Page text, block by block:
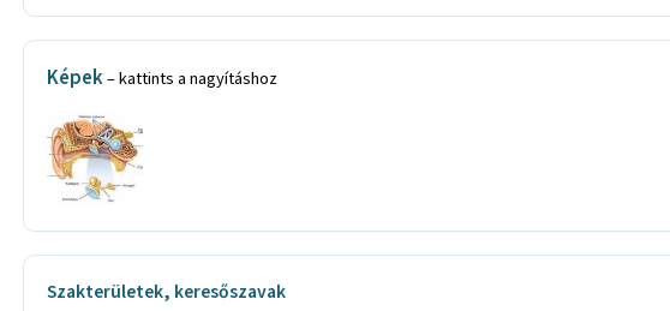
Képek– kattints a nagyításhoz
Szakterületek, keresőszavak